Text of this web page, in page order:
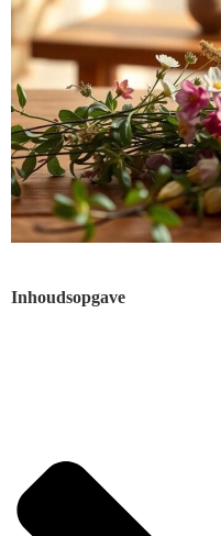
Inhoudsopgave